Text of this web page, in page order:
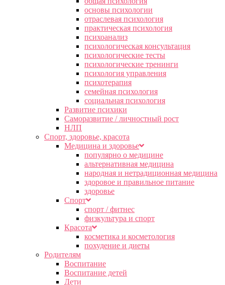
основы психологии
отраслевая психология
практическая психология
психоанализ
психологическая консультация
психологические тесты
психологические тренинги
психология управления
психотерапия
семейная психология
социальная психология
Развитие психики
Саморазвитие / личностный рост
НЛП
Спорт, здоровье, красота
Медицина и здоровье
популярно о медицине
альтернативная медицина
народная и нетрадиционная медицина
здоровое и правильное питание
здоровье
Спорт
спорт / фитнес
физкультура и спорт
Красота
косметика и косметология
похудение и диеты
Родителям
Воспитание
Воспитание детей
Дети